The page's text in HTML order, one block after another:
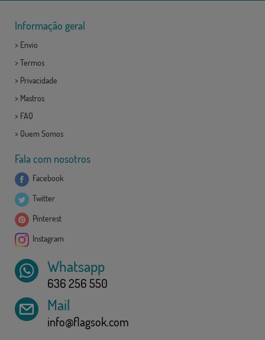
Informação geral
> Envio
> Termos
> Privacidade
> Mastros
> FAQ
> Quem Somos
Fala com nosotros
Facebook
Twitter
Pinterest
Instagram
Whatsapp
636 256 550
Mail
info@flagsok.com